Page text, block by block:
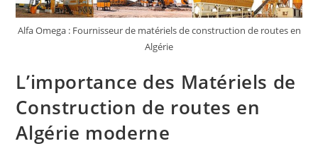
Alfa Omega : Fournisseur de matériels de construction de routes en
Algérie
L’importance des Matériels de
Construction de routes en
Algérie moderne